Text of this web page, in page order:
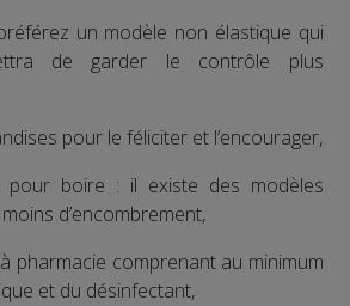
un modèle non élastique qui
de garder le contrôle plus
pour le féliciter et l’encourager,
pour boire : il existe des modèles
d’encombrement,
pharmacie comprenant au minimum
et du désinfectant,